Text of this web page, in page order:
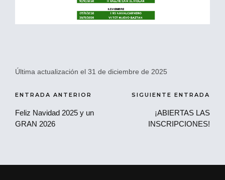
Última actualización el 31 de diciembre de 2025
Navegación
de
ENTRADA ANTERIOR
Feliz Navidad 2025 y un
GRAN 2026
SIGUIENTE ENTRADA
¡ABIERTAS LAS
INSCRIPCIONES!